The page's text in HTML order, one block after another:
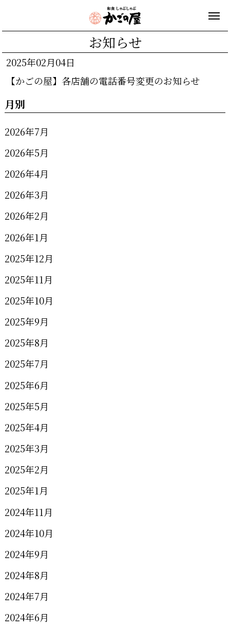
お知らせ
2025年02月04日
【かごの屋】各店舗の電話番号変更のお知らせ
月別
2026年7月
2026年5月
2026年4月
2026年3月
2026年2月
2026年1月
2025年12月
2025年11月
2025年10月
2025年9月
2025年8月
2025年7月
2025年6月
2025年5月
2025年4月
2025年3月
2025年2月
2025年1月
2024年11月
2024年10月
2024年9月
2024年8月
2024年7月
2024年6月